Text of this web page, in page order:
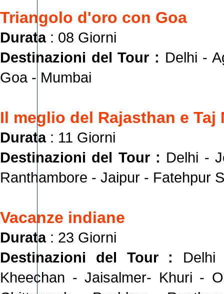
Triangolo d'oro con Goa
Durata: 08 Giorni
Destinazioni del Tour : Delhi -
Goa - Mumbai
Il meglio del Rajasthan e Taj
Durata: 11 Giorni
Destinazioni del Tour : Delhi -
Ranthambore - Jaipur - Fatehpur
Vacanze indiane
Durata: 23 Giorni
Destinazioni del Tour :
Kheechan - Jaisalmer- Khuri -